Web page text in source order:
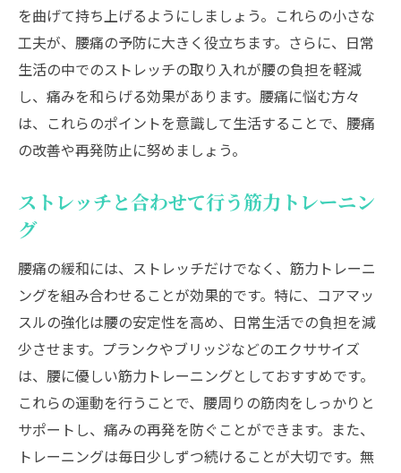
を曲げて持ち上げるようにしましょう。これらの小さな
工夫が、腰痛の予防に大きく役立ちます。さらに、日常
生活の中でのストレッチの取り入れが腰の負担を軽減
し、痛みを和らげる効果があります。腰痛に悩む方々
は、これらのポイントを意識して生活することで、腰痛
の改善や再発防止に努めましょう。
ストレッチと合わせて行う筋力トレーニン
グ
腰痛の緩和には、ストレッチだけでなく、筋力トレーニ
ングを組み合わせることが効果的です。特に、コアマッ
スルの強化は腰の安定性を高め、日常生活での負担を減
少させます。プランクやブリッジなどのエクササイズ
は、腰に優しい筋力トレーニングとしておすすめです。
これらの運動を行うことで、腰周りの筋肉をしっかりと
サポートし、痛みの再発を防ぐことができます。また、
トレーニングは毎日少しずつ続けることが大切です。無